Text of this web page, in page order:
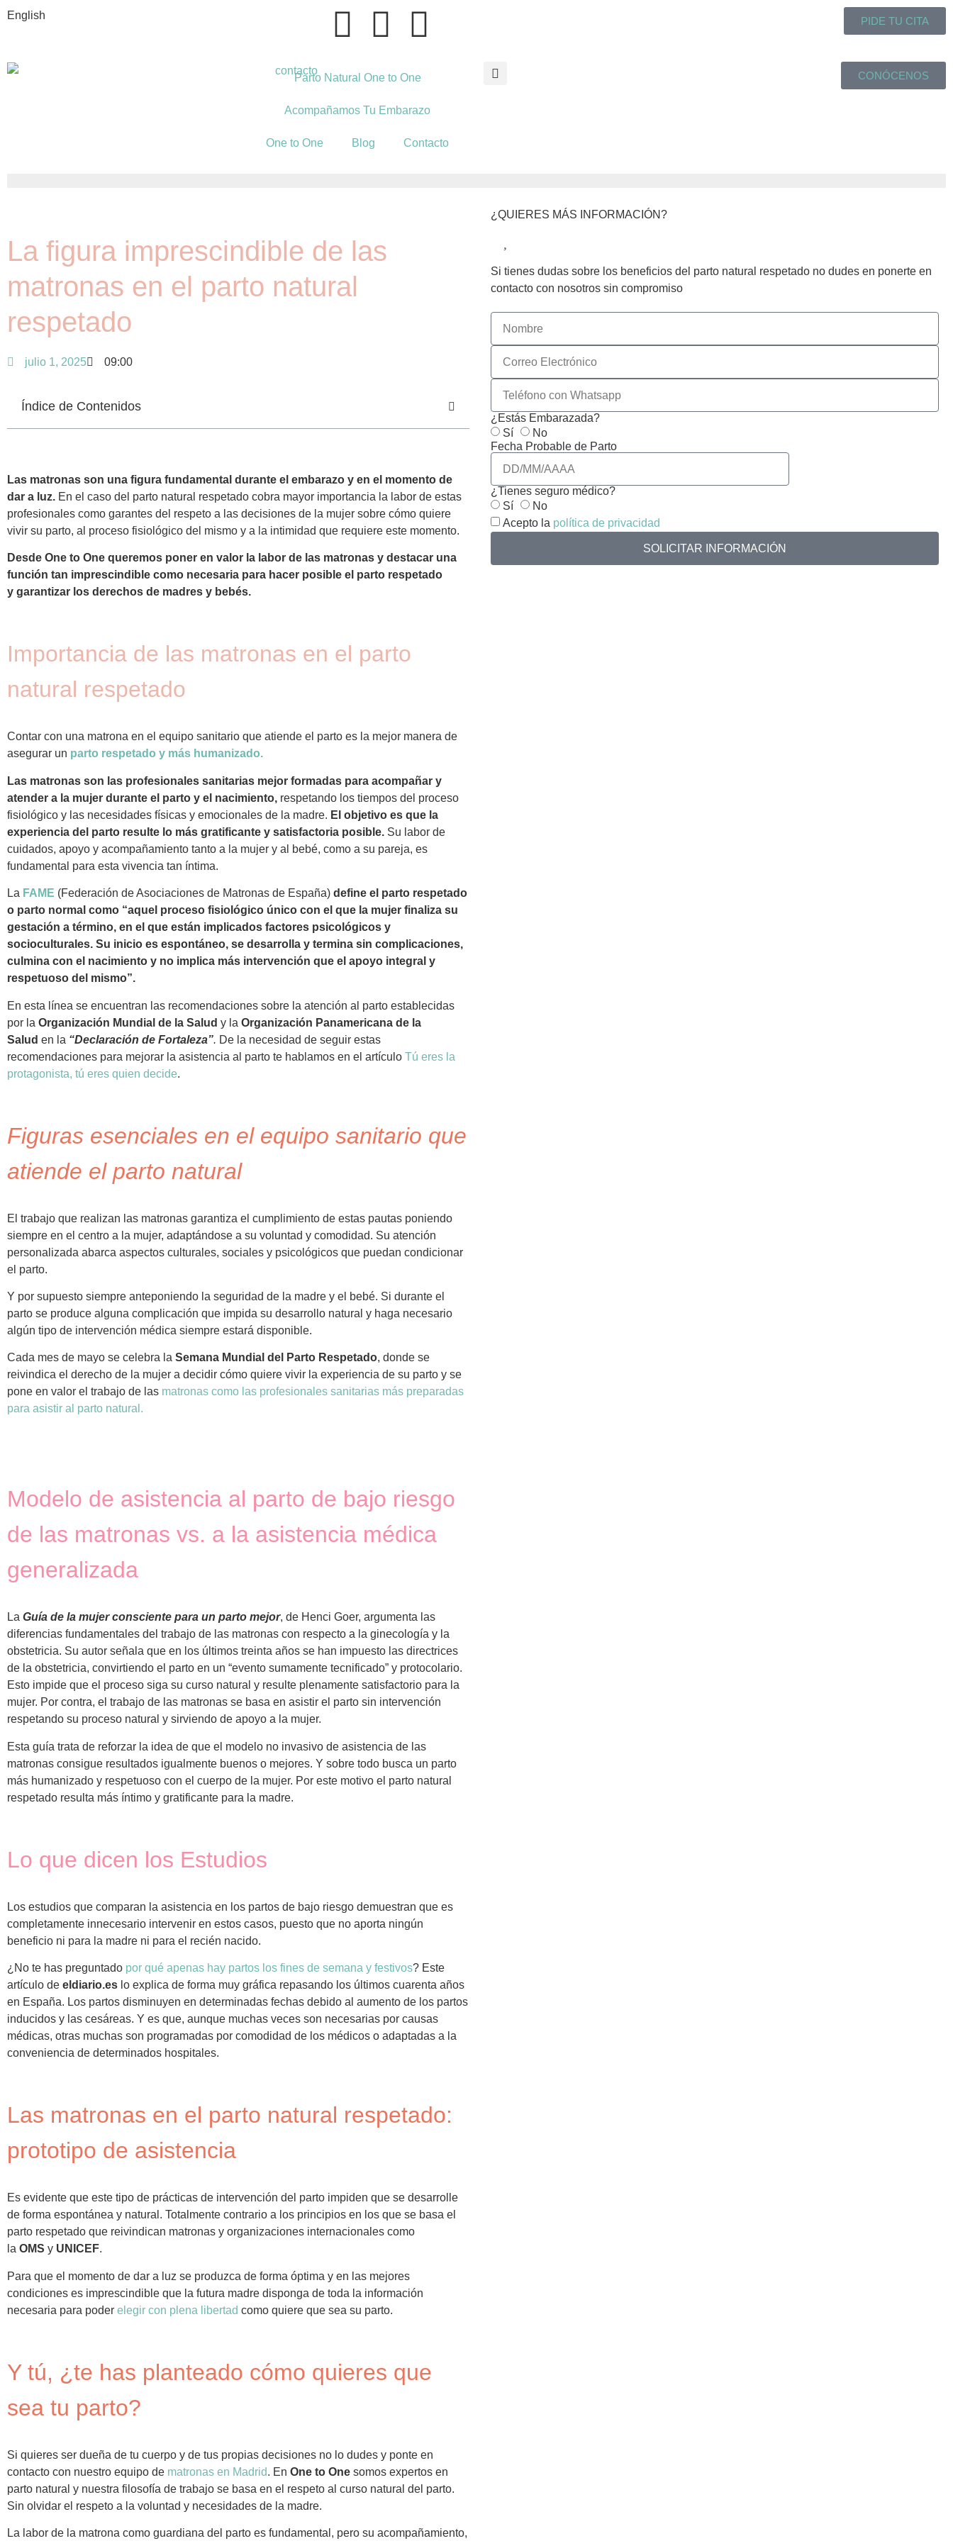
English PIDE TU CITA
Parto Natural One to One
Acompañamos Tu Embarazo
One to One Blog Contacto
CONÓCENOS
La figura imprescindible de las
matronas en el parto natural
respetado
julio 1, 2025 09:00
Índice de Contenidos
Las matronas son una figura fundamental durante el embarazo y en el momento de
dar a luz. En el caso del parto natural respetado cobra mayor importancia la labor de estas
profesionales como garantes del respeto a las decisiones de la mujer sobre cómo quiere
vivir su parto, al proceso fisiológico del mismo y a la intimidad que requiere este momento.
Desde One to One queremos poner en valor la labor de las matronas y destacar una
función tan imprescindible como necesaria para hacer posible el parto respetado
y garantizar los derechos de madres y bebés.
Importancia de las matronas en el parto
natural respetado
Contar con una matrona en el equipo sanitario que atiende el parto es la mejor manera de
asegurar un parto respetado y más humanizado.
Las matronas son las profesionales sanitarias mejor formadas para acompañar y
atender a la mujer durante el parto y el nacimiento, respetando los tiempos del proceso
fisiológico y las necesidades físicas y emocionales de la madre. El objetivo es que la
experiencia del parto resulte lo más gratificante y satisfactoria posible. Su labor de
cuidados, apoyo y acompañamiento tanto a la mujer y al bebé, como a su pareja, es
fundamental para esta vivencia tan íntima.
La FAME (Federación de Asociaciones de Matronas de España) define el parto respetado
o parto normal como “aquel proceso fisiológico único con el que la mujer finaliza su
gestación a término, en el que están implicados factores psicológicos y
socioculturales. Su inicio es espontáneo, se desarrolla y termina sin complicaciones,
culmina con el nacimiento y no implica más intervención que el apoyo integral y
respetuoso del mismo”.
En esta línea se encuentran las recomendaciones sobre la atención al parto establecidas
por la Organización Mundial de la Salud y la Organización Panamericana de la
Salud en la “Declaración de Fortaleza”. De la necesidad de seguir estas
recomendaciones para mejorar la asistencia al parto te hablamos en el artículo Tú eres la
protagonista, tú eres quien decide.
Figuras esenciales en el equipo sanitario que
atiende el parto natural
El trabajo que realizan las matronas garantiza el cumplimiento de estas pautas poniendo
siempre en el centro a la mujer, adaptándose a su voluntad y comodidad. Su atención
personalizada abarca aspectos culturales, sociales y psicológicos que puedan condicionar
el parto.
Y por supuesto siempre anteponiendo la seguridad de la madre y el bebé. Si durante el
parto se produce alguna complicación que impida su desarrollo natural y haga necesario
algún tipo de intervención médica siempre estará disponible.
Cada mes de mayo se celebra la Semana Mundial del Parto Respetado, donde se
reivindica el derecho de la mujer a decidir cómo quiere vivir la experiencia de su parto y se
pone en valor el trabajo de las matronas como las profesionales sanitarias más preparadas
para asistir al parto natural.
Modelo de asistencia al parto de bajo riesgo
de las matronas vs. a la asistencia médica
generalizada
La Guía de la mujer consciente para un parto mejor, de Henci Goer, argumenta las
diferencias fundamentales del trabajo de las matronas con respecto a la ginecología y la
obstetricia. Su autor señala que en los últimos treinta años se han impuesto las directrices
de la obstetricia, convirtiendo el parto en un “evento sumamente tecnificado” y protocolario.
Esto impide que el proceso siga su curso natural y resulte plenamente satisfactorio para la
mujer. Por contra, el trabajo de las matronas se basa en asistir el parto sin intervención
respetando su proceso natural y sirviendo de apoyo a la mujer.
Esta guía trata de reforzar la idea de que el modelo no invasivo de asistencia de las
matronas consigue resultados igualmente buenos o mejores. Y sobre todo busca un parto
más humanizado y respetuoso con el cuerpo de la mujer. Por este motivo el parto natural
respetado resulta más íntimo y gratificante para la madre.
Lo que dicen los Estudios
Los estudios que comparan la asistencia en los partos de bajo riesgo demuestran que es
completamente innecesario intervenir en estos casos, puesto que no aporta ningún
beneficio ni para la madre ni para el recién nacido.
¿No te has preguntado por qué apenas hay partos los fines de semana y festivos? Este
artículo de eldiario.es lo explica de forma muy gráfica repasando los últimos cuarenta años
en España. Los partos disminuyen en determinadas fechas debido al aumento de los partos
inducidos y las cesáreas. Y es que, aunque muchas veces son necesarias por causas
médicas, otras muchas son programadas por comodidad de los médicos o adaptadas a la
conveniencia de determinados hospitales.
Las matronas en el parto natural respetado:
prototipo de asistencia
Es evidente que este tipo de prácticas de intervención del parto impiden que se desarrolle
de forma espontánea y natural. Totalmente contrario a los principios en los que se basa el
parto respetado que reivindican matronas y organizaciones internacionales como
la OMS y UNICEF.
Para que el momento de dar a luz se produzca de forma óptima y en las mejores
condiciones es imprescindible que la futura madre disponga de toda la información
necesaria para poder elegir con plena libertad como quiere que sea su parto.
Y tú, ¿te has planteado cómo quieres que
sea tu parto?
Si quieres ser dueña de tu cuerpo y de tus propias decisiones no lo dudes y ponte en
contacto con nuestro equipo de matronas en Madrid. En One to One somos expertos en
parto natural y nuestra filosofía de trabajo se basa en el respeto al curso natural del parto.
Sin olvidar el respeto a la voluntad y necesidades de la madre.
La labor de la matrona como guardiana del parto es fundamental, pero su acompañamiento,
¿QUIERES MÁS INFORMACIÓN?
Si tienes dudas sobre los beneficios del parto natural respetado no dudes en ponerte en
contacto con nosotros sin compromiso
¿Estás Embarazada?
Sí
No
Fecha Probable de Parto
¿Tienes seguro médico?
Sí
No
Acepto la política de privacidad
SOLICITAR INFORMACIÓN